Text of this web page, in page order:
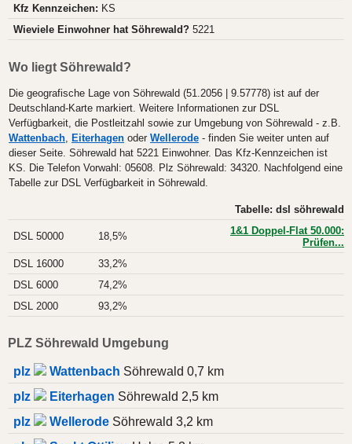
Kfz Kennzeichen: KS
Wieviele Einwohner hat Söhrewald? 5221
Wo liegt Söhrewald?
Die geografische Lage von Söhrewald (51.2056 | 9.57778) ist auf der
Deutschland-Karte markiert. Weitere Informationen zur DSL
Verfügbarkeit, die Postleitzahl sowie zur Umgebung von Söhrewald - z.B.
Wattenbach, Eiterhagen oder Wellerode - finden Sie weiter unten auf
dieser Seite. Söhrewald hat 5221 Einwohner. Das Kfz-Kennzeichen ist
KS. Die Telefon Vorwahl: 05608. Plz Söhrewald: 34320. Nachfolgend eine
Tabelle zur DSL Verfügbarkeit in Söhrewald.
Tabelle: dsl söhrewald
DSL 50000 18,5%
1&1 Doppel-Flat 50.000:
Prüfen...
DSL 16000
33,2%
DSL 6000
74,2%
DSL 2000
93,2%
PLZ Söhrewald Umgebung
plz Wattenbach Söhrewald 0,7 km
plz
Eiterhagen Söhrewald 2,5 km
plz
Wellerode Söhrewald 3,2 km